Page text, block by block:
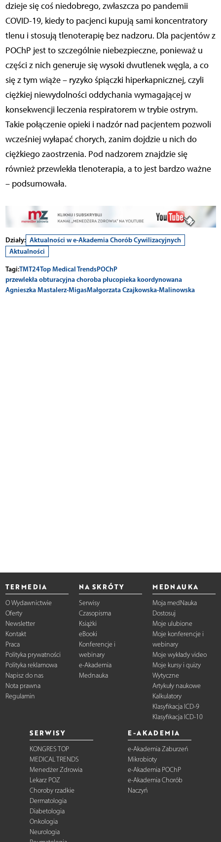
dzieje się coś niedobrego, zwłaszcza po pandemii
COVID-19, kiedy to pacjenci kupują sami koncentratory
tlenu i stosują tlenoterapię bez nadzoru. Dla pacjentów z
POChP jest to szczególnie niebezpieczne, ponieważ u
części z nich generuje się wysoki dwutlenek węgla, a co
się z tym wiąże – ryzyko śpiączki hiperkapnicznej, czyli
ciężkiej niewydolności oddychania wymagającej w
konsekwencji leczenia respiratorem w trybie ostrym.
Takie połączenie opieki i nadzór nad pacjentem pozwoli
wcześniej wyłapać chorych, zanim dojdzie u nich do
ciężkiego zaostrzenia. Pod nadzorem znajdzie się
również przewlekła tlenoterapia, a to jest bardzo ważne
– podsumowała.
Działy: Aktualności w e-Akademia Chorób Cywilizacyjnych
Aktualności
Tagi:TMT24Top Medical TrendsPOChP
przewlekła obturacyjna choroba płucopieka koordynowana
Agnieszka Mastalerz-MigasMałgorzata Czajkowska-Malinowska
TERMEDIA
O Wydawnictwie
Oferty
Newsletter
Kontakt
Praca
Polityka prywatności
Polityka reklamowa
Napisz do nas
Nota prawna
Regulamin
NA SKRÓTY
Serwisy
Czasopisma
Książki
eBooki
Konferencje i
webinary
e-Akademia
Mednauka
MEDNAUKA
Moja medNauka
Dostosuj
Moje ulubione
Moje konferencje i
webinary
Moje wykłady video
Moje kursy i quizy
Wytyczne
Artykuły naukowe
Kalkulatory
Klasyfikacja ICD-9
Klasyfikacja ICD-10
SERWISY
KONGRES TOP
MEDICAL TRENDS
Menedżer Zdrowia
Lekarz POZ
Choroby rzadkie
Dermatologia
Diabetologia
Onkologia
Neurologia
E-AKADEMIA
e-Akademia Zaburzeń
Mikrobioty
e-Akademia POChP
e-Akademia Chorób
Naczyń